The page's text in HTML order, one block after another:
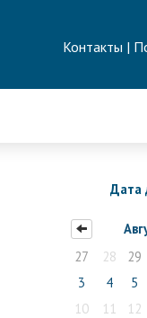
Контакты |
Дата
27
28 29
3
4 5
10
11 12